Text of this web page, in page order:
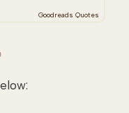
Goodreads Quotes